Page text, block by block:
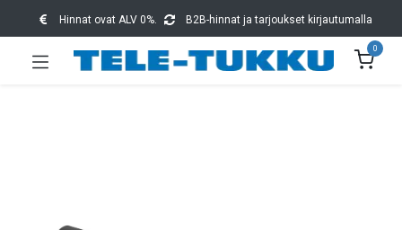
Hinnat ovat ALV 0%. B2B-hinnat ja tarjoukset kirjautumalla
0